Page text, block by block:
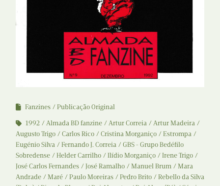
Fanzines
Publicação Original
1992
Almada BD fanzine Artur Correia
Artur Madeira
Augusto Trigo
Carlos Rico Cristina Morganiço
Estrompa
Eugénio Silva
Fernando J. Correia
GBS - Grupo Bedéfilo
Sobredense
Helder Carrilho Ilídio Morganiço
Irene Trigo
José Carlos Fernandes
José Ramalho Manuel Brum
Mara
Andrade
Maré Paulo Moreiras Pedro Brito
Rebello da Silva